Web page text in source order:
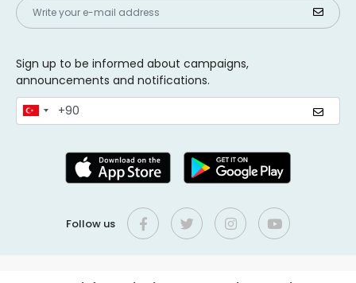
Sign up to be informed about campaigns,
announcements and notifications.
Follow us